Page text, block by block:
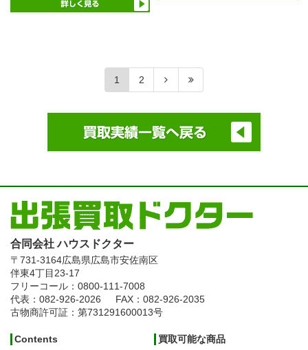
1 2
合同会社 ハウスドクター
〒731-3164広島県広島市安佐南区
伴東4丁目23-17
フリーコール：0800-111-7008
代表：082-926-2026
FAX：082-926-2035
古物商許可証：第731291600013号
Contents 買取可能な商品